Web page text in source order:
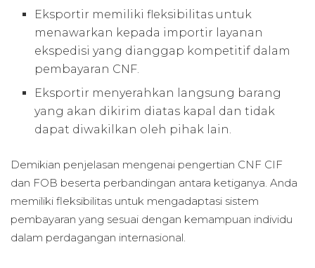
Eksportir memiliki fleksibilitas untuk
menawarkan kepada importir layanan
ekspedisi yang dianggap kompetitif dalam
pembayaran CNF.
Eksportir menyerahkan langsung barang
yang akan dikirim diatas kapal dan tidak
dapat diwakilkan oleh pihak lain.
Demikian penjelasan mengenai pengertian CNF CIF
dan FOB beserta perbandingan antara ketiganya. Anda
memiliki fleksibilitas untuk mengadaptasi sistem
pembayaran yang sesuai dengan kemampuan individu
dalam perdagangan internasional.